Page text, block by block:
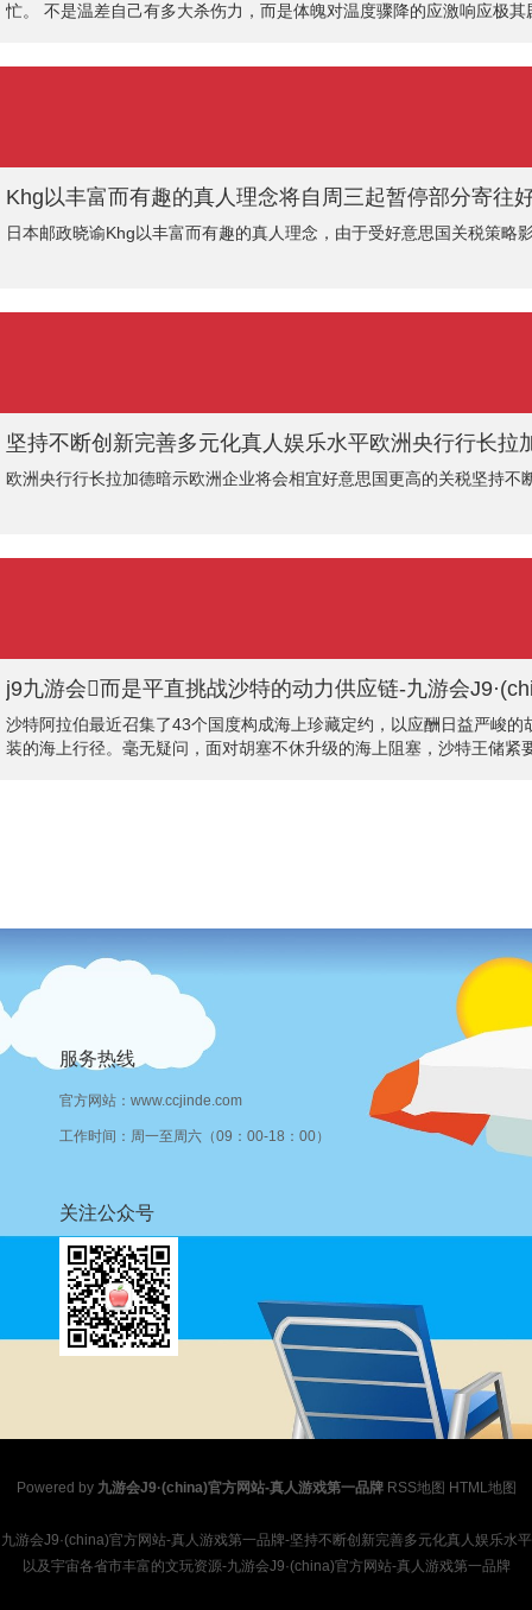
忙。 不是温差自己有多大杀伤力，而是体魄对温度骤降的应激响应极
Khg以丰富而有趣的真人理念将自周三起暂停部分寄往
日本邮政晓谕Khg以丰富而有趣的真人理念，由于受好意思国关税策略
欧洲央行行长拉加德暗示欧洲企业将会相宜好意思国更高的关税坚持
j9九游会而是平直挑战沙特的动力供应链-九游会
沙特阿拉伯最近召集了43个国度构成海上珍藏定约，以应酬日益严峻
装的海上行径。毫无疑问，面对胡塞不休升级的海上阻塞，沙特王储
服务热线
官方网站：www.ccjinde.com
工作时间：周一至周六（09：00-18：00）
关注公众号
Powered by 九游会J9·(china)官方网站-真人游戏第一品牌 RSS地图 HTML地图
九游会J9·(china)官方网站-真人游戏第一品牌-坚持不断创新完善多元化真人娱乐水平
以及宇宙各省市丰富的文玩资源-九游会J9·(china)官方网站-真人游戏第一品牌